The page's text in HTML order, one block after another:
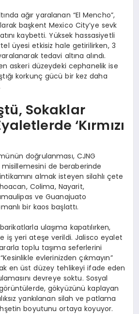
ağır yaralanan “El Mencho”,
başkent Mexico City’ye sevk
kaybetti. Yüksek hassasiyetli
üyesi etkisiz hale getirilirken, 3
tedavi altına alındı.
askeri düzeydeki cephanelik ise
korkunç gücü bir kez daha
Sokaklar
‘Kırmızı
doğrulanması, CJNG
misillemesini de beraberinde
almak isteyen silahlı çete
Colima, Nayarit,
ve Guanajuato
bir kaos başlattı.
ulaşıma kapatılırken,
iş yeri ateşe verildi. Jalisco eyalet
toplu taşıma seferlerini
evlerinizden çıkmayın”
en üst düzey tehlikeyi ifade eden
devreye soktu. Sosyal
gökyüzünü kaplayan
yankılanan silah ve patlama
boyutunu ortaya koyuyor.